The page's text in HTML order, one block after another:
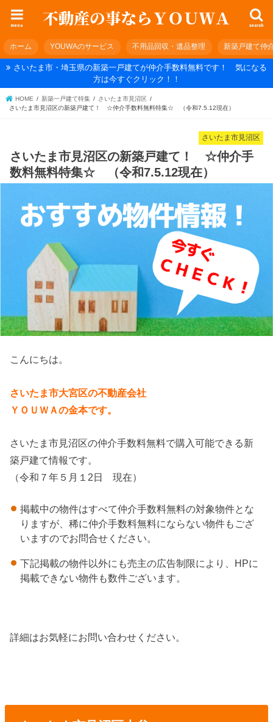
search
menu
ホーム YOUWAのサービス 不用品回収・遺品整理 新築戸建て仲
さいたま市・埼玉県の新築一戸建てが仲介手数料無料です！ 気になる
方は今すぐクリック！！
HOME 新築一戸建て特集
さいたま市見沼区
さいたま市見沼区の新築戸建て！ ☆仲介手数料無料特集☆ （令和7.5.12現在）
さいたま市見沼区
さいたま市見沼区の新築戸建て！ ☆仲介手
数料無料特集☆ （令和7.5.12現在）
こんにちは。
さいたま市大宮区の不動産会社
ＹＯＵＷＡの金本です。
さいたま市見沼区の仲介手数料無料で購入可能できる新
築戸建て情報です。
（令和７年５月１2日 現在）
掲載中の物件はすべて仲介手数料無料の対象物件とな
りますが、稀に仲介手数料無料にならない物件もござ
いますのでお問合せください。
下記掲載の物件以外にも売主の広告制限により、HPに
掲載できない物件も数件ございます。
詳細はお気軽にお問い合わせください。